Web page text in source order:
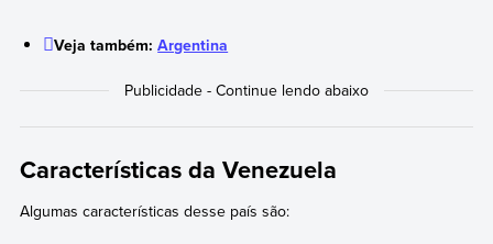
Veja também:Argentina
Características da Venezuela
Algumas características desse país são: